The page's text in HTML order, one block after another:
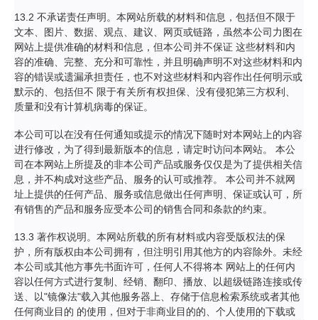
13.2 不承诺责任声明。本网站所载的材料和信息，包括但不限于
文本、图片、数据、观点、建议、网页或链路，虽然本公司力图在
网站上提供准确的材料和信息，但本公司并不保证 这些材料和内
容的准确、完整、充分和可靠性，并且明确声明不对这些材料和内
容的错误或遗漏承担责任，也不对这些材料和内容作出任何明示或
默示的、包括但不 限于有关所有权担保、没有侵犯第三方权利、
质量和没有计算机病毒的保证。
本公司可以在没有任何通知或提示的情况下随时对本网站上的内容
进行修改，为了得到最新版本的信息，请定时访问本网站。 本公
司在本网站上所提及的非本公司产品或服务仅仅是为了提供相关信
息，并不构成对这些产品、服务的认可或推荐。 本公司并不就网
址上提供的任何产品、服务或信息做出任何声明、保证或认可，所
有销售的产品和服务应受本公司的销售合同和条款的约束。
13.3 著作权说明。本网站所载的所有材料或内容受版权法的保
护，所有版权由本公司拥有，但注明引用其他方的内容除外。未经
本公司或其他方事先书面许可，任何人不得将本 网站上的任何内
容以任何方式进行复制、经销、翻印、播放、以超级链路连接或传
送、以"镜像法"载入其他服务器上、存储于信息检索系统或者其他
任何商业目的 的使用，但对于非商业目的的、个人使用的下载或